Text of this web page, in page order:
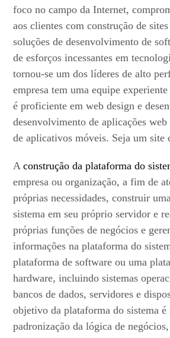
foco no campo da Internet,
aos clientes com construção de
soluções de desenvolvimento de
de esforços incessantes em
tornou-se um dos líderes de alto
empresa tem uma equipe
é proficiente em web design e
desenvolvimento de aplicações
de aplicativos móveis. Seja um site
Aconstrução da plataforma do
empresa ou organização, a fim de
próprias necessidades, construir
sistema em seu próprio servidor e
próprias funções de negócios e
informações na plataforma do
plataforma de software ou uma
hardware, incluindo sistemas
bancos de dados, servidores e
objetivo da plataforma do sistema é
padronização da lógica de